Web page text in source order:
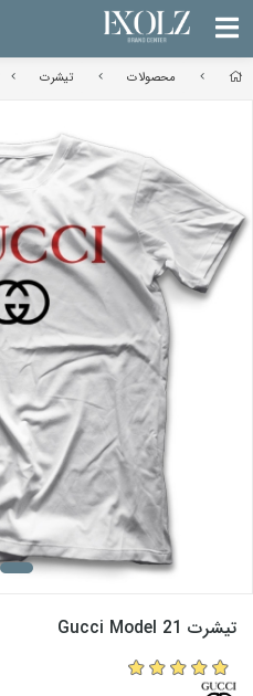
محصولات تیشرت
تیشرت Gucci Model 21